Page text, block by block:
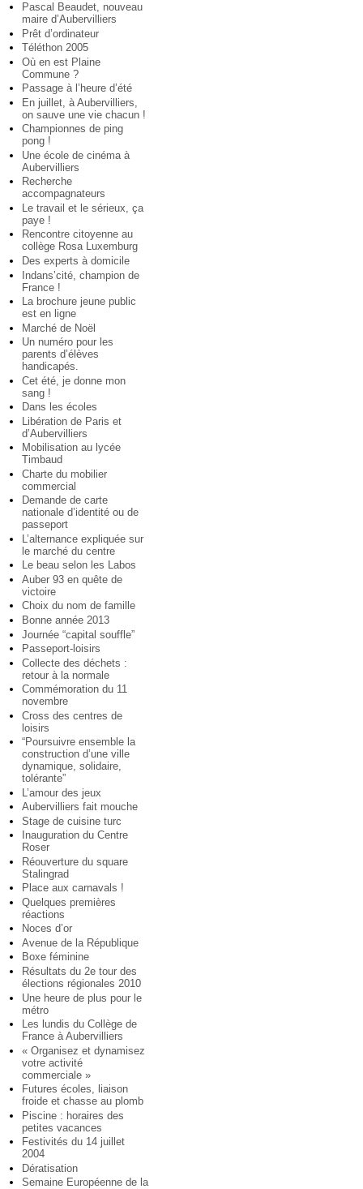
Pascal Beaudet, nouveau
maire d’Aubervilliers
Prêt d’ordinateur
Téléthon 2005
Où en est Plaine
Commune ?
Passage à l’heure d’été
En juillet, à Aubervilliers,
on sauve une vie chacun !
Championnes de ping
pong !
Une école de cinéma à
Aubervilliers
Recherche
accompagnateurs
Le travail et le sérieux, ça
paye !
Rencontre citoyenne au
collège Rosa Luxemburg
Des experts à domicile
Indans’cité, champion de
France !
La brochure jeune public
est en ligne
Marché de Noël
Un numéro pour les
parents d’élèves
handicapés.
Cet été, je donne mon
sang !
Dans les écoles
Libération de Paris et
d’Aubervilliers
Mobilisation au lycée
Timbaud
Charte du mobilier
commercial
Demande de carte
nationale d’identité ou de
passeport
L’alternance expliquée sur
le marché du centre
Le beau selon les Labos
Auber 93 en quête de
victoire
Choix du nom de famille
Bonne année 2013
Journée “capital souffle”
Passeport-loisirs
Collecte des déchets :
retour à la normale
Commémoration du 11
novembre
Cross des centres de
loisirs
“Poursuivre ensemble la
construction d’une ville
dynamique, solidaire,
tolérante”
L’amour des jeux
Aubervilliers fait mouche
Stage de cuisine turc
Inauguration du Centre
Roser
Réouverture du square
Stalingrad
Place aux carnavals !
Quelques premières
réactions
Noces d’or
Avenue de la République
Boxe féminine
Résultats du 2e tour des
élections régionales 2010
Une heure de plus pour le
métro
Les lundis du Collège de
France à Aubervilliers
« Organisez et dynamisez
votre activité
commerciale »
Futures écoles, liaison
froide et chasse au plomb
Piscine : horaires des
petites vacances
Festivités du 14 juillet
2004
Dératisation
Semaine Européenne de la